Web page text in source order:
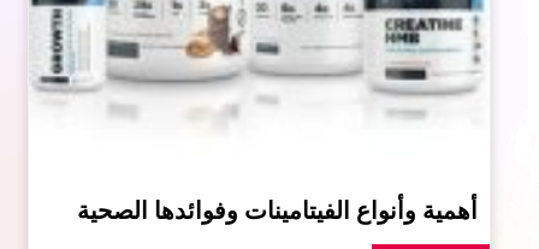
أهمية وأنواع الفيتامينات وفوائدها الصحية